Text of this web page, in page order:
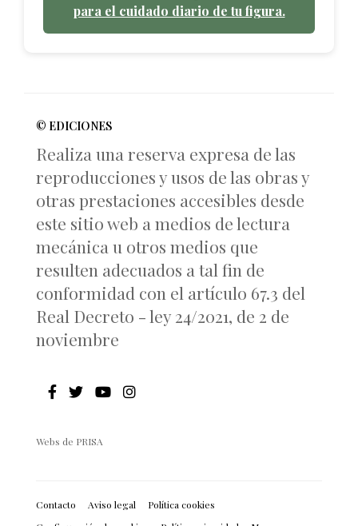
para el cuidado diario de tu figura.
© EDICIONES
Realiza una reserva expresa de las
reproducciones y usos de las obras y
otras prestaciones accesibles desde
este sitio web a medios de lectura
mecánica u otros medios que
resulten adecuados a tal fin de
conformidad con el artículo 67.3 del
Real Decreto - ley 24/2021, de 2 de
noviembre
Webs de PRISA
Contacto Aviso legal
Política cookies